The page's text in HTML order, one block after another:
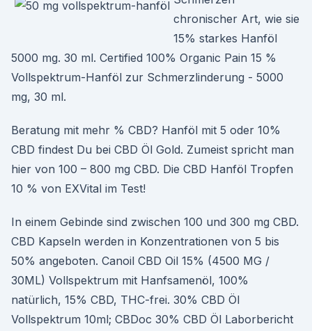
chronischer Art, wie sie
15% starkes Hanföl
5000 mg. 30 ml. Certified 100% Organic Pain 15 %
Vollspektrum-Hanföl zur Schmerzlinderung - 5000
mg, 30 ml.
Beratung mit mehr % CBD? Hanföl mit 5 oder 10%
CBD findest Du bei CBD Öl Gold. Zumeist spricht man
hier von 100 – 800 mg CBD. Die CBD Hanföl Tropfen
10 % von EXVital im Test!
In einem Gebinde sind zwischen 100 und 300 mg CBD.
CBD Kapseln werden in Konzentrationen von 5 bis
50% angeboten. Canoil CBD Oil 15% (4500 MG /
30ML) Vollspektrum mit Hanfsamenöl, 100%
natürlich, 15% CBD, THC-frei. 30% CBD Öl
Vollspektrum 10ml; CBDoc 30% CBD Öl Laborbericht